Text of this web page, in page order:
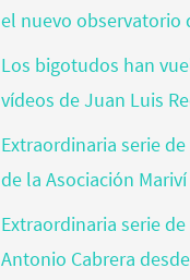
el nuevo observatorio
Los bigotudos han
vídeos de Juan Luis
Extraordinaria serie
de la Asociación
Extraordinaria serie
Antonio Cabrera